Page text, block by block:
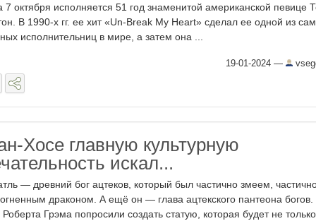
7 октября исполняется 51 год знаменитой американской певице
В 1990-х гг. ее хит «Un-Break My Heart» сделал ее одной из
исполнительниц в мире, а затем она ...
19-01-2024 —
Хосе главную культурную
искал...
— древний бог ацтеков, который был частично змеем,
драконом. А ещё он — глава ацтекского пантеона богов.
Роберта Грэма попросили создать статую, которая будет не только